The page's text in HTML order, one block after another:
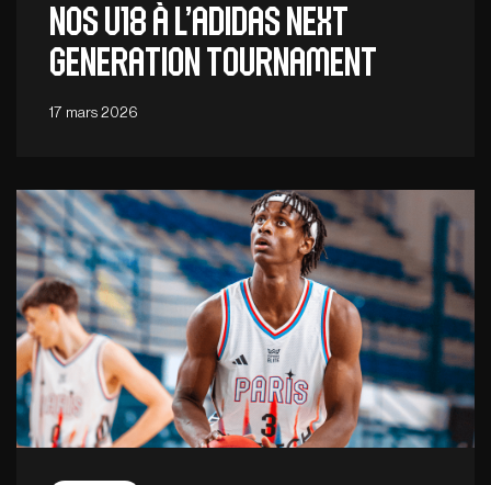
Nos U18 à l’Adidas Next
Generation Tournament
17 mars 2026